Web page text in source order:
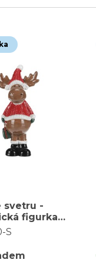
svetru -
figurka,
S